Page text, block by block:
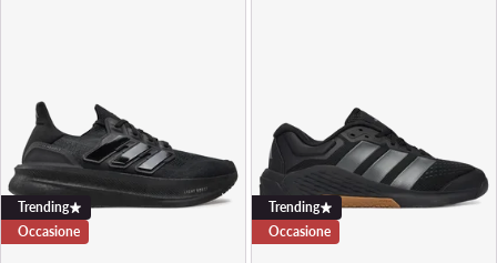
Trending
Occasione
Trending
Occasione